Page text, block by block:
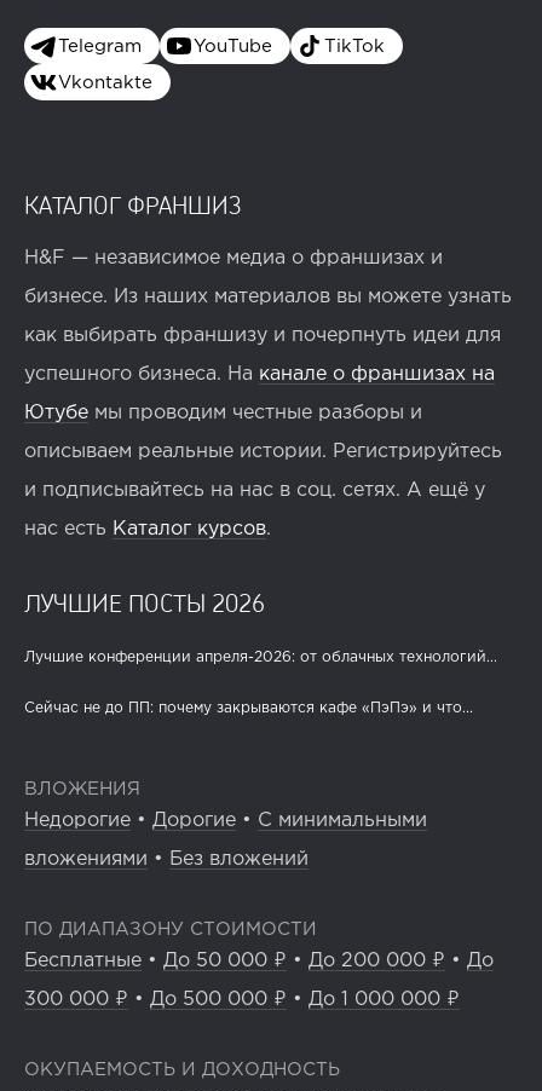
Telegram YouTube TikTok
Vkontakte
КАТАЛОГ ФРАНШИЗ
H&F — независимое медиа о франшизах и
бизнесе. Из наших материалов вы можете узнать
как выбирать франшизу и почерпнуть идеи для
успешного бизнеса. На канале о франшизах на
Ютубе мы проводим честные разборы и
описываем реальные истории. Регистрируйтесь
и подписывайтесь на нас в соц. сетях. А ещё у
нас есть Каталог курсов.
ЛУЧШИЕ ПОСТЫ 2026
Лучшие конференции апреля-2026: от облачных технологий...
Сейчас не до ПП: почему закрываются кафе «ПэПэ» и что...
ВЛОЖЕНИЯ
Недорогие • Дорогие • С минимальными
вложениями • Без вложений
ПО ДИАПАЗОНУ СТОИМОСТИ
Бесплатные • До 50 000 ₽ • До 200 000 ₽ • До
300 000 ₽ • До 500 000 ₽ • До 1 000 000 ₽
ОКУПАЕМОСТЬ И ДОХОДНОСТЬ